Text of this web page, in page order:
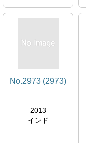
No.2973 (2973)
2013
インド